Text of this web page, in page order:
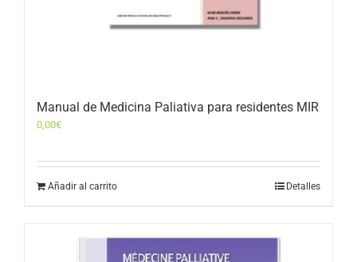
Manual de Medicina Paliativa para residentes MIR
0,00€
Añadir al carrito Detalles